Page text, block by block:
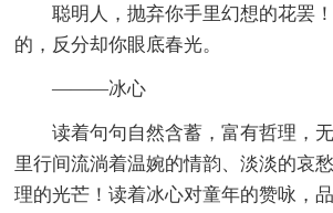
聪明人，抛弃你手里幻想的花罢
的，反分却你眼底春光。
———冰心
读着句句自然含蓄，富有哲理，
里行间流淌着温婉的情韵、淡淡的哀
理的光芒！读着冰心对童年的赞咏，